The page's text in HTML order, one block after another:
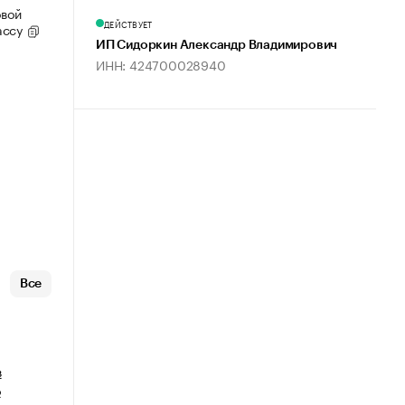
Все
ДЕЙСТВУЕТ
ИП Сидоркин Александр Владимирович
ИНН: 424700028940